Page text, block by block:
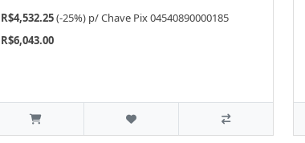
R$4,532.25(-25%) p/Chave Pix 04540890000185
R$6,043.00